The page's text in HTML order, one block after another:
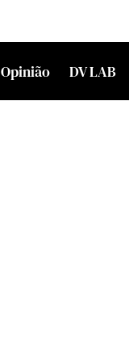
Opinião DV LAB